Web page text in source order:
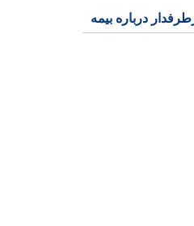
درباره بیمه